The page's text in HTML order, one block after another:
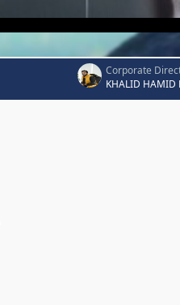
Corporate
KHALID HAMID